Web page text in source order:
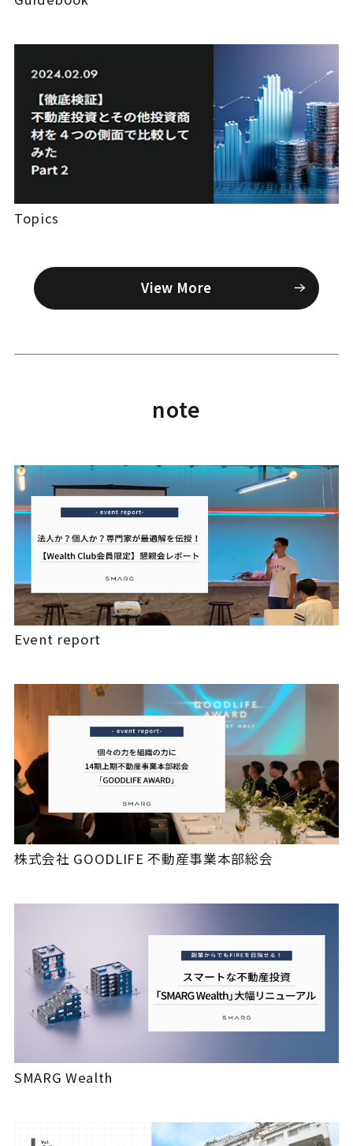
Topics
View More
note
Event report
株式会社 GOODLIFE 不動産事業本部総会
SMARG Wealth